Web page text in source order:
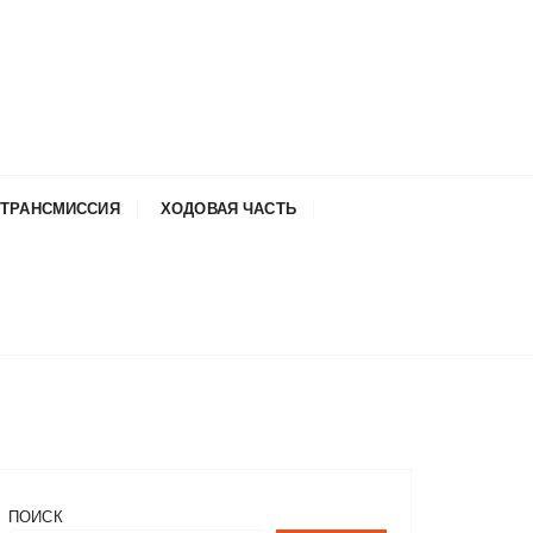
ТРАНСМИССИЯ ХОДОВАЯ ЧАСТЬ
ПОИСК